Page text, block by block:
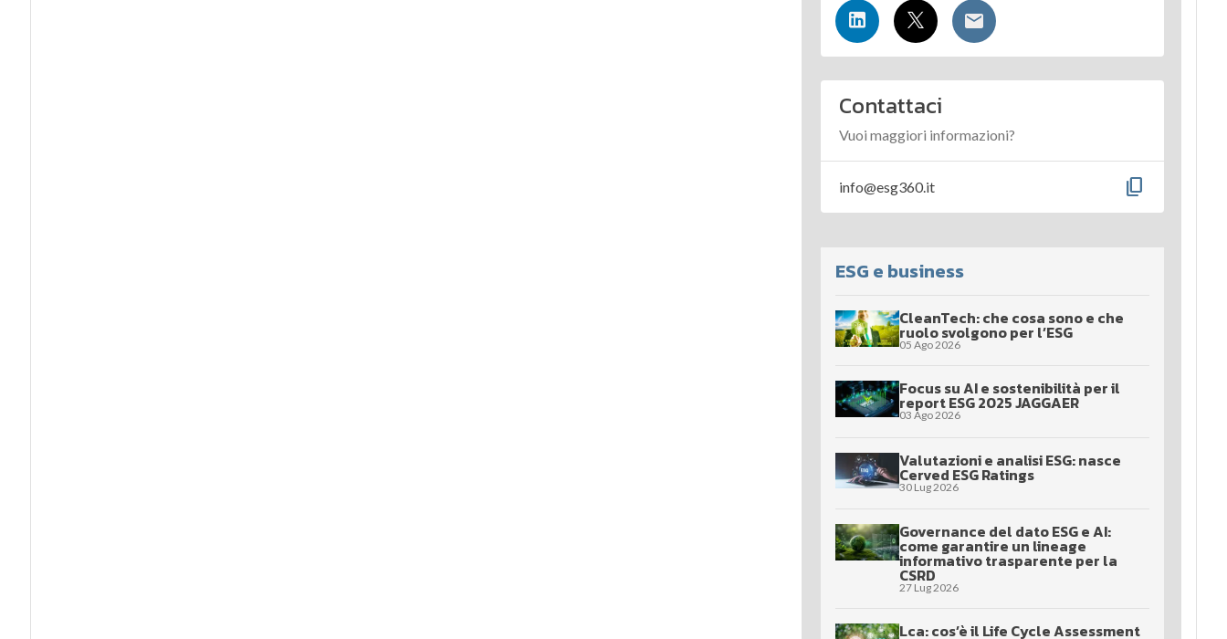
Contattaci
Vuoi maggiori informazioni?
info@esg360.it content_copy
ESG e business
CleanTech: che cosa sono e che
ruolo svolgono per l’ESG
05 Ago 2026
Focus su AI e sostenibilità per il
report ESG 2025 JAGGAER
03 Ago 2026
Valutazioni e analisi ESG: nasce
Cerved ESG Ratings
30 Lug 2026
Governance del dato ESG e AI:
come garantire un lineage
informativo trasparente per la
CSRD
27 Lug 2026
Lca: cos’è il Life Cycle Assessment